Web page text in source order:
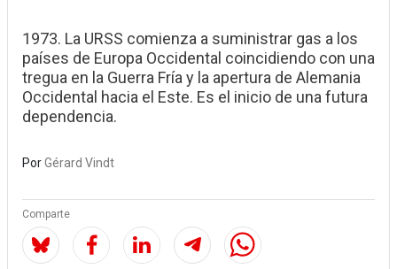
1973. La URSS comienza a suministrar gas a los
países de Europa Occidental coincidiendo con una
tregua en la Guerra Fría y la apertura de Alemania
Occidental hacia el Este. Es el inicio de una futura
dependencia.
PorGérard Vindt
Comparte